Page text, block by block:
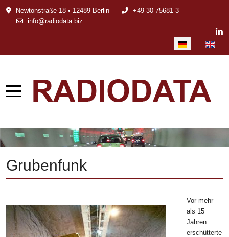
Newtonstraße 18 • 12489 Berlin
+49 30 75681-3
info@radiodata.biz
Sprache auswählen
Grubenfunk
Vor mehr
als 15
Jahren
erschütterte